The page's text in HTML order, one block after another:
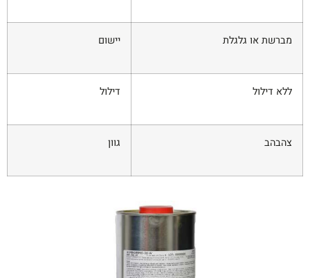
מברשת או גלגלת יישום
ללא דילול דילול
צהבהב גוון